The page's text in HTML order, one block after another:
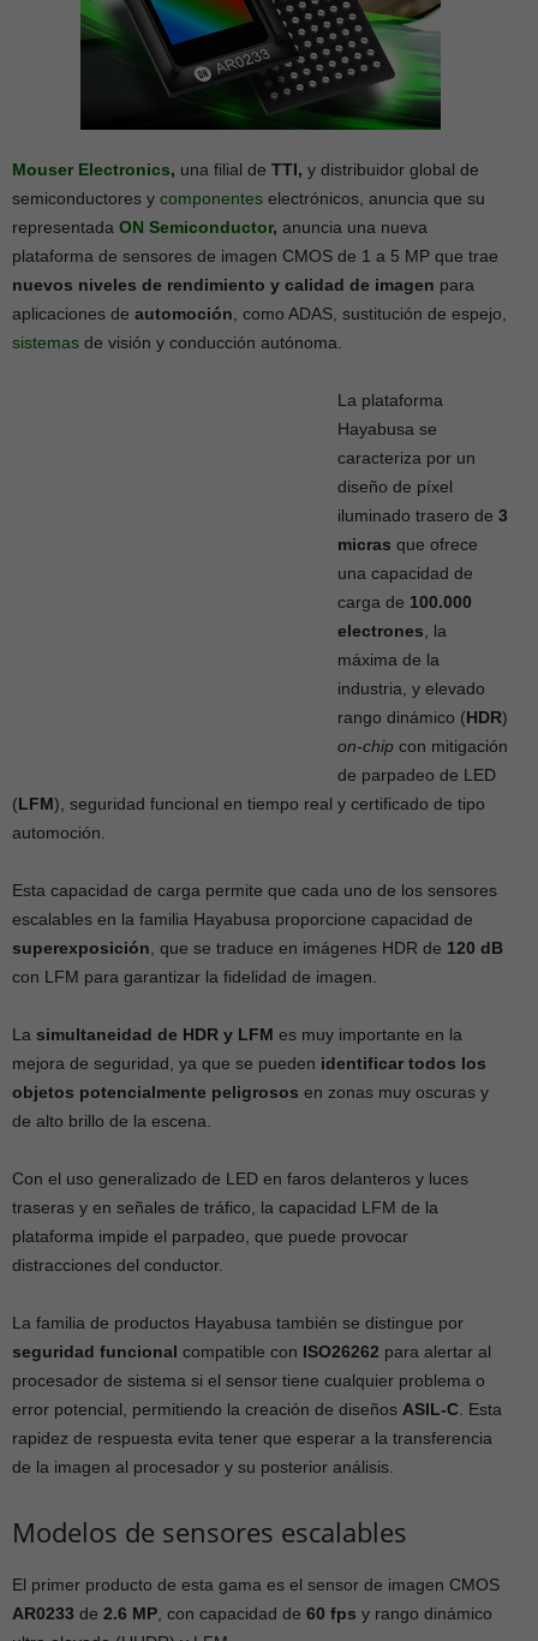
Mouser Electronics, una filial de TTI, y distribuidor global de
semiconductores y componentes electrónicos, anuncia que su
representada ON Semiconductor, anuncia una nueva
plataforma de sensores de imagen CMOS de 1 a 5 MP que trae
nuevos niveles de rendimiento y calidad de imagen para
aplicaciones de automoción , como ADAS, sustitución de espejo,
sistemas de visión y conducción autónoma.
La plataforma
Hayabusa se
caracteriza por un
diseño de píxel
iluminado trasero de 3
micras que ofrece
una capacidad de
carga de 100.000
electrones , la
máxima de la
industria, y elevado
rango dinámico (HDR)
on-chip con mitigación
de parpadeo de LED
(LFM), seguridad funcional en tiempo real y certificado de tipo
automoción.
Esta capacidad de carga permite que cada uno de los sensores
escalables en la familia Hayabusa proporcione capacidad de
superexposición , que se traduce en imágenes HDR de 120 dB
con LFM para garantizar la fidelidad de imagen.
La simultaneidad de HDR y LFM es muy importante en la
mejora de seguridad, ya que se pueden identificar todos los
objetos potencialmente peligrosos en zonas muy oscuras y
de alto brillo de la escena.
Con el uso generalizado de LED en faros delanteros y luces
traseras y en señales de tráfico, la capacidad LFM de la
plataforma impide el parpadeo, que puede provocar
distracciones del conductor.
La familia de productos Hayabusa también se distingue por
seguridad funcional compatible con ISO26262 para alertar al
procesador de sistema si el sensor tiene cualquier problema o
error potencial, permitiendo la creación de diseños ASIL-C . Esta
rapidez de respuesta evita tener que esperar a la transferencia
de la imagen al procesador y su posterior análisis.
Modelos de sensores escalables
El primer producto de esta gama es el sensor de imagen CMOS
AR0233 de 2.6 MP , con capacidad de 60 fps y rango dinámico